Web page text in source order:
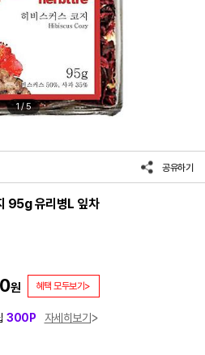
1/5
공유하기
95g 유리병L 잎차
원 혜택 모두보기>
300P
자세히보기